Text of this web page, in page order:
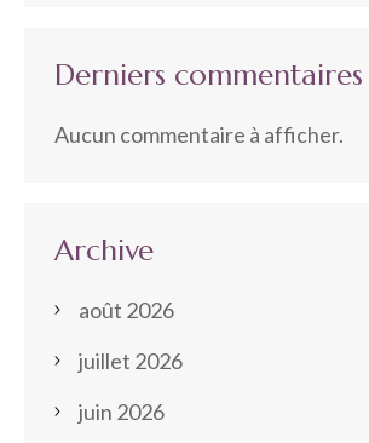
Derniers commentaires
Aucun commentaire à afficher.
Archive
août 2026
juillet 2026
juin 2026